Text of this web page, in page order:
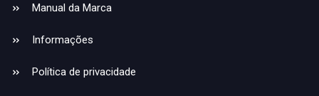
Manual da Marca
Informações
Política de privacidade